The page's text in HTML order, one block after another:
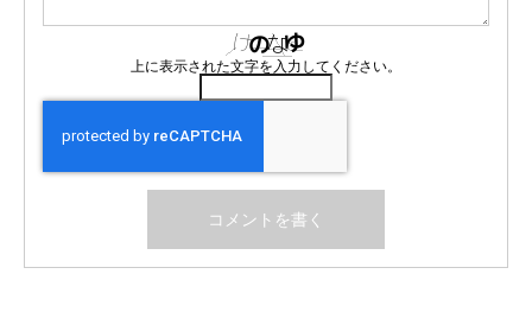
上に表示された文字を入力してください。